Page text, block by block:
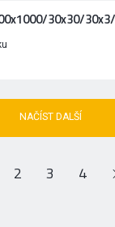
30x30/
NAČÍST DALŠÍ
2 3 4